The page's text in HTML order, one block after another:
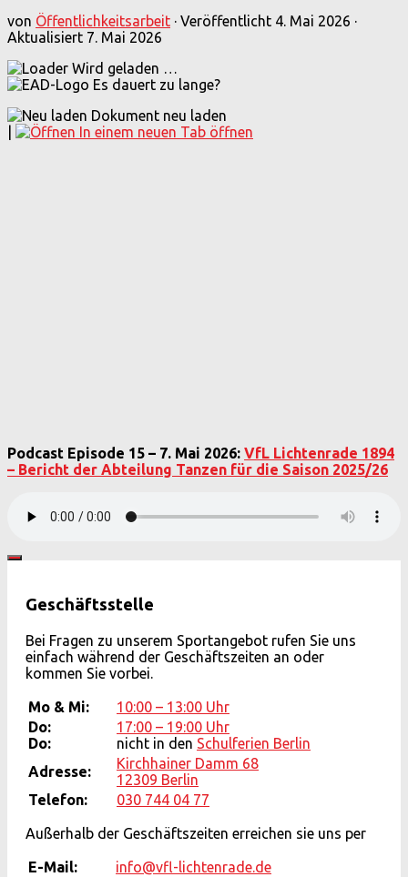
von Öffentlichkeitsarbeit · Veröffentlicht 4. Mai 2026 ·
Aktualisiert 7. Mai 2026
Wird geladen …
Es dauert zu lange?
Dokument neu laden
In einem neuen Tab öffnen
Podcast Episode 15 – 7. Mai 2026: VfL Lichtenrade 1894
– Bericht der Abteilung Tanzen für die Saison 2025/26
Geschäftsstelle
Bei Fragen zu unserem Sportangebot rufen Sie uns
einfach während der Geschäftszeiten an oder
kommen Sie vorbei.
Mo & Mi:
10:00 – 13:00 Uhr
Do:
Do:
17:00 – 19:00 Uhr
nicht in den Schulferien Berlin
Adresse:
Kirchhainer Damm 68
12309 Berlin
Telefon:
030 744 04 77
Außerhalb der Geschäftszeiten erreichen sie uns per
E-Mail: info@vfl-lichtenrade.de